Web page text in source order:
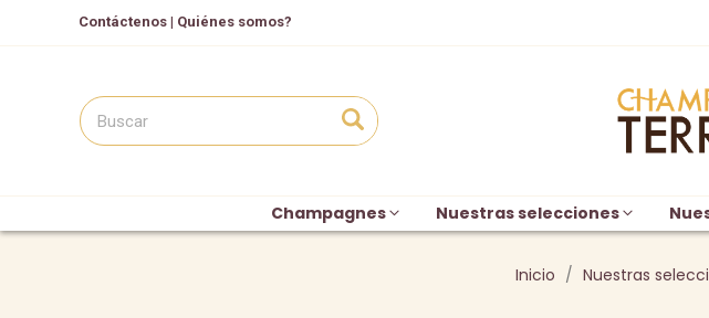
Contáctenos | Quiénes somos?
Champagnes Nuestras selecciones
Inicio Nuestras